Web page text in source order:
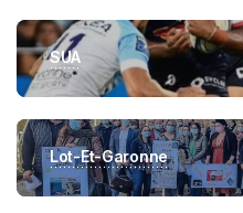
SUA
Lot-Et-Garonne